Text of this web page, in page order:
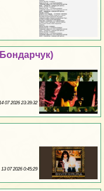
14 07 2026 23:39:32
13 07 2026 0:45:29